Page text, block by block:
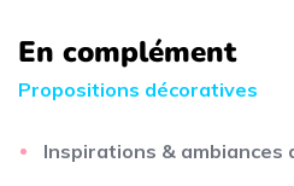
En complément
Propositions décoratives
Inspirations & ambiances